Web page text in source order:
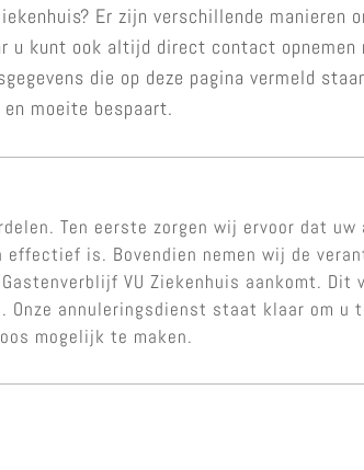
Er zijn verschillende manieren
u kunt ook altijd direct contact
die op deze pagina vermeld
moeite bespaart.
Ten eerste zorgen wij ervoor dat
is. Bovendien nemen wij de
VU Ziekenhuis aankomt. Dit
annuleringsdienst staat klaar om u
mogelijk te maken.